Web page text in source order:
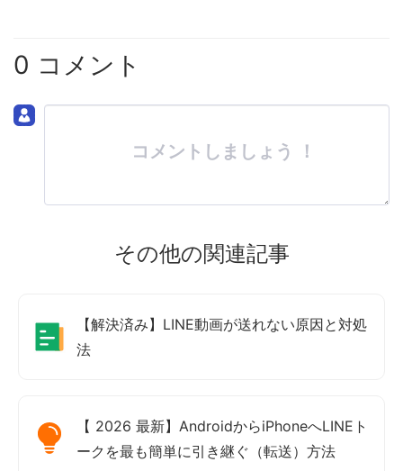
0 コメント
コメントしましょう ！
その他の関連記事
【解決済み】LINE動画が送れない原因と対処
法
【 2026 最新】AndroidからiPhoneへLINEト
ークを最も簡単に引き継ぐ（転送）方法